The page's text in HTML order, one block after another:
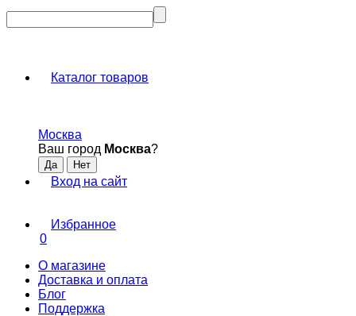
Каталог товаров
Москва
Ваш город Москва?
Вход на сайт
Избранное
0
О магазине
Доставка и оплата
Блог
Поддержка